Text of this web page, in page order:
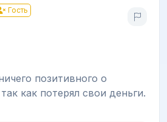
Гость
позитивного о
как потерял свои деньги.